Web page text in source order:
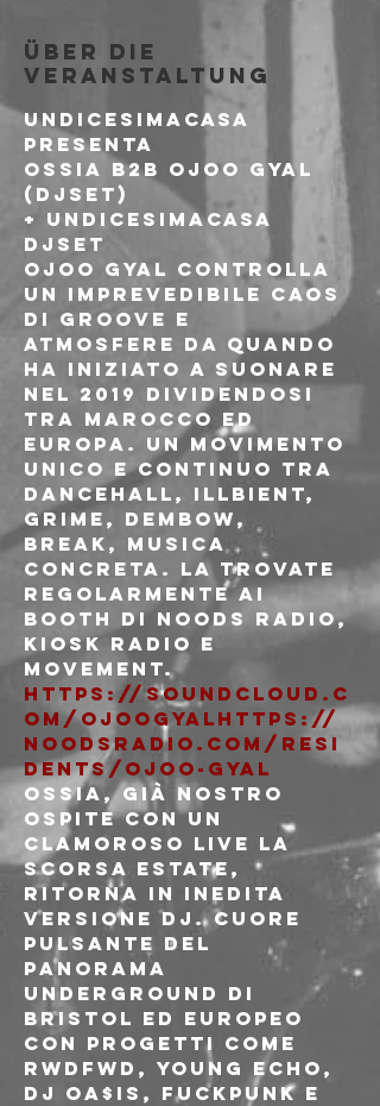
Über die
Veranstaltung
UNDICESIMACASA
presenta
OSSIA b2b OJOO GYAL
(djset)
+ undicesimacasa
djset
OJOO GYAL controlla
un imprevedibile caos
di groove e
atmosfere da quando
ha iniziato a suonare
nel 2019 dividendosi
tra Marocco ed
Europa. Un movimento
unico e continuo tra
dancehall, illbient,
grime, dembow,
break, musica
concreta. La trovate
regolarmente ai
booth di Noods radio,
kiosk radio e
https://soundcloud.c
om/ojoogyal https://
noodsradio.com/resi
dents/ojoo-gyal
OSSIA, già nostro
ospite con un
clamoroso live la
scorsa estate,
ritorna in inedita
versione DJ. Cuore
pulsante del
panorama
underground di
Bristol ed europeo
con progetti come
RWDFWD, Young Echo,
DJ Oa$is, Fuckpunk e